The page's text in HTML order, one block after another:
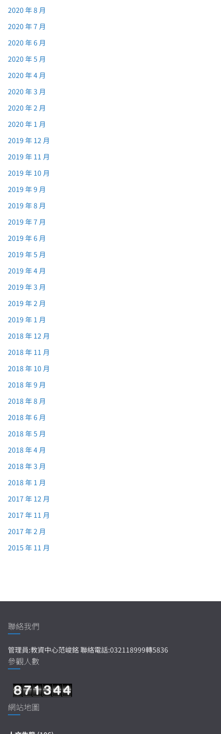
2020 年 8 月
2020 年 7 月
2020 年 6 月
2020 年 5 月
2020 年 4 月
2020 年 3 月
2020 年 2 月
2020 年 1 月
2019 年 12 月
2019 年 11 月
2019 年 10 月
2019 年 9 月
2019 年 8 月
2019 年 7 月
2019 年 6 月
2019 年 5 月
2019 年 4 月
2019 年 3 月
2019 年 2 月
2019 年 1 月
2018 年 12 月
2018 年 11 月
2018 年 10 月
2018 年 9 月
2018 年 8 月
2018 年 6 月
2018 年 5 月
2018 年 4 月
2018 年 3 月
2018 年 1 月
2017 年 12 月
2017 年 11 月
2017 年 2 月
2015 年 11 月
聯絡我們
管理員:教資中心范峻銘 聯絡電話:032118999轉5836
參觀人數
網站地圖